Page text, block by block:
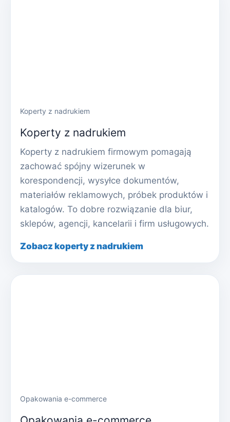
Koperty z nadrukiem
Koperty z nadrukiem
Koperty z nadrukiem firmowym pomagają
zachować spójny wizerunek w
korespondencji, wysyłce dokumentów,
materiałów reklamowych, próbek produktów i
katalogów. To dobre rozwiązanie dla biur,
sklepów, agencji, kancelarii i firm usługowych.
Zobacz koperty z nadrukiem
Opakowania e-commerce